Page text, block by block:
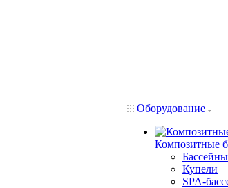
Оборудование
Композитные
Бассейны
Купели
SPA-